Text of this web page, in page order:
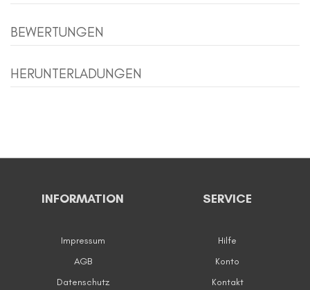
BEWERTUNGEN
HERUNTERLADUNGEN
INFORMATION
Impressum
AGB
Datenschutz
SERVICE
Hilfe
Konto
Kontakt